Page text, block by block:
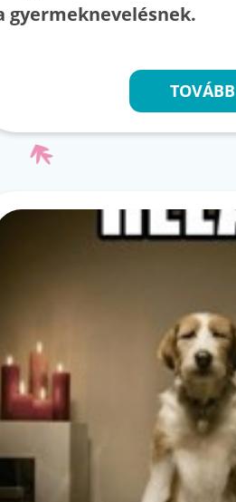
gyermeknevelésnek.
TOVÁBB